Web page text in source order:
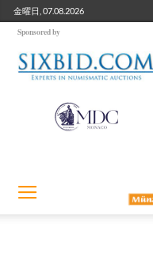
金曜日, 07.08.2026
Sponsored by